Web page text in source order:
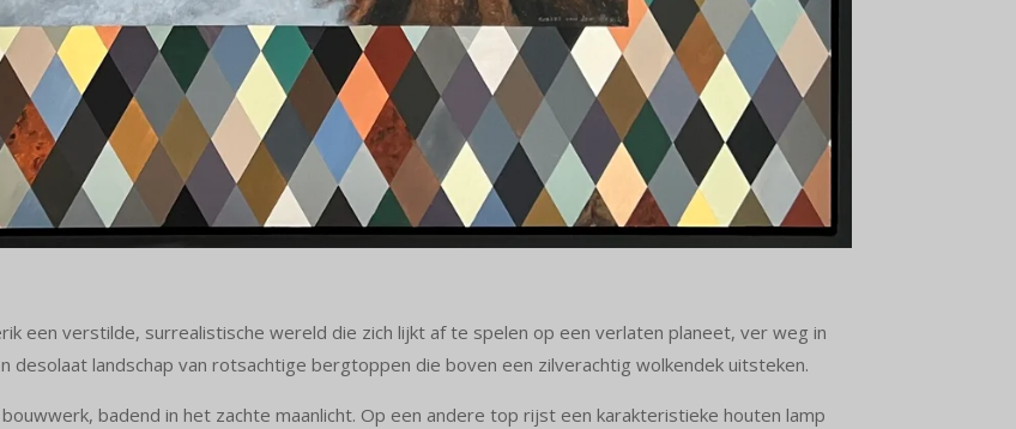
een verstilde, surrealistische wereld die zich lijkt af te spelen op een verlaten planeet, ver weg in
desolaat landschap van rotsachtige bergtoppen die boven een zilverachtig wolkendek uitsteken.
badend in het zachte maanlicht. Op een andere top rijst een karakteristieke houten lamp